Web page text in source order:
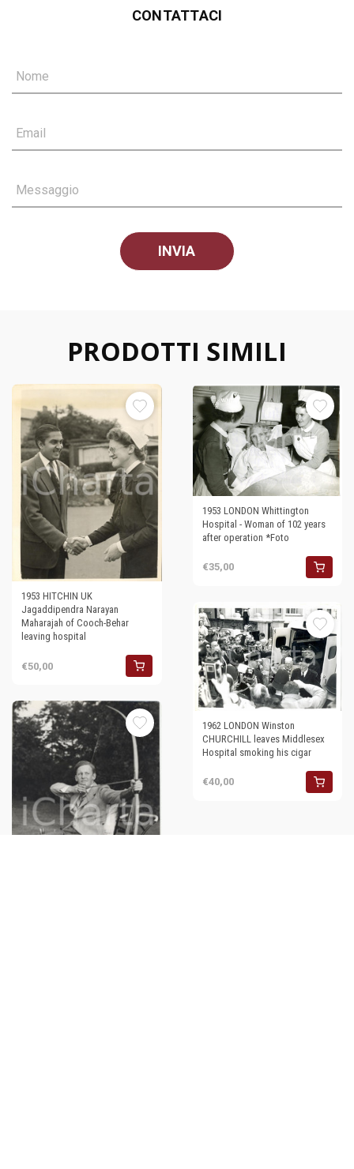
CONTATTACI
Nome
Email
Messaggio
PRODOTTI SIMILI
1953 HITCHIN UK
Jagaddipendra Narayan
Maharajah of Cooch-Behar
leaving hospital
€50,00
1953 LONDON Whittington
Hospital - Woman of 102 years
after operation *Foto
€35,00
1962 LONDON Winston
CHURCHILL leaves Middlesex
Hospital smoking his cigar
€40,00